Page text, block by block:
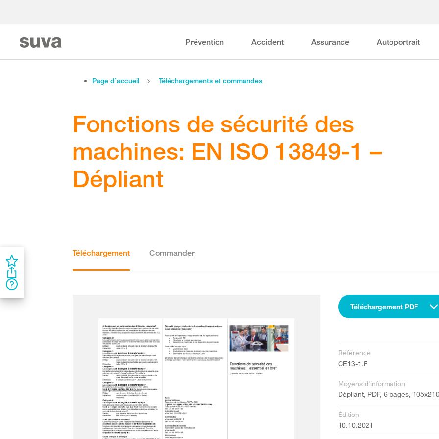
Prévention Accident Assurance Autoportrait
Page d’accueil Téléchargements et commandes
Fonctions de sécurité des
machines: EN ISO 13849-1 –
Dépliant
Téléchargement Commander
Téléchargement PDF
Référence
CE13-1.F
Moyens d'information
Dépliant, PDF, 6 pages, 105x210
Édition
10.10.2021